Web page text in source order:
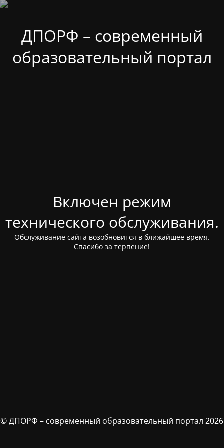
ДПОРФ – современный
образовательный портал
Включен режим
технического обслуживания.
Обслуживание сайта возобновится в ближайшее время.
Спасибо за терпение!
© ДПОРФ – современный образовательный портал 2026